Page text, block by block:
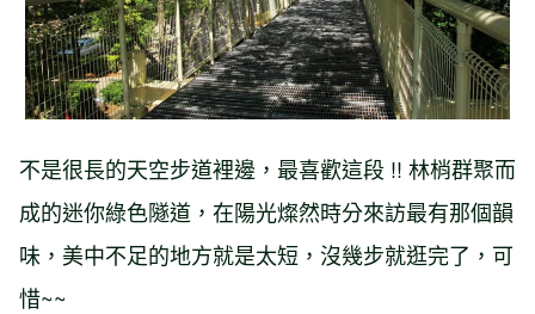
不是很長的天空步道裡邊，最喜歡這段 !! 林梢群聚而
成的迷你綠色隧道，在陽光燦然時分來訪最有那個韻
味，美中不足的地方就是太短，沒幾步就逛完了，可
惜~~